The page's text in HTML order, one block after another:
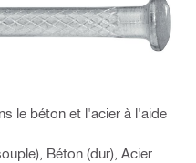
le béton et l'acier à l'aide
Béton (dur), Acier